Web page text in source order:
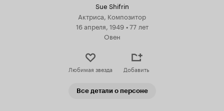
Sue Shifrin
Актриса, Композитор
16 апреля, 1949 •77 лет
Овен
Любимая звезда Добавить
Все детали о персоне